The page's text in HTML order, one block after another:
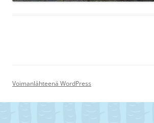
Voimanlähteenä WordPress